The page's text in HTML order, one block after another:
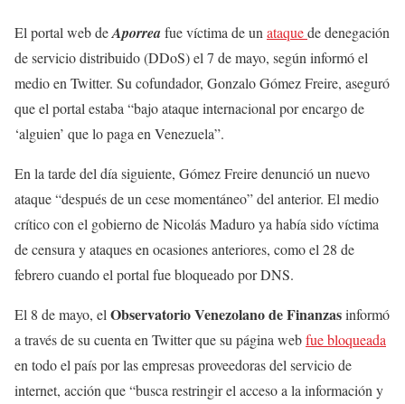
El portal web deAporreafue víctima de un ataquede denegación
de servicio distribuido (DDoS) el 7 de mayo, según informó el
medio en Twitter. Su cofundador, Gonzalo Gómez Freire, aseguró
que el portal estaba “bajo ataque internacional por encargo de
‘alguien’ que lo paga en Venezuela”.
En la tarde del día siguiente, Gómez Freire denunció un nuevo
ataque “después de un cese momentáneo” del anterior. El medio
crítico con el gobierno de Nicolás Maduro ya había sido víctima
de censura y ataques en ocasiones anteriores, como el 28 de
febrero cuando el portal fue bloqueado por DNS.
El 8 de mayo, el Observatorio Venezolano de Finanzasinformó
a través de su cuenta en Twitter que su página webfue bloqueada
en todo el país por las empresas proveedoras del servicio de
internet, acción que “busca restringir el acceso a la información y